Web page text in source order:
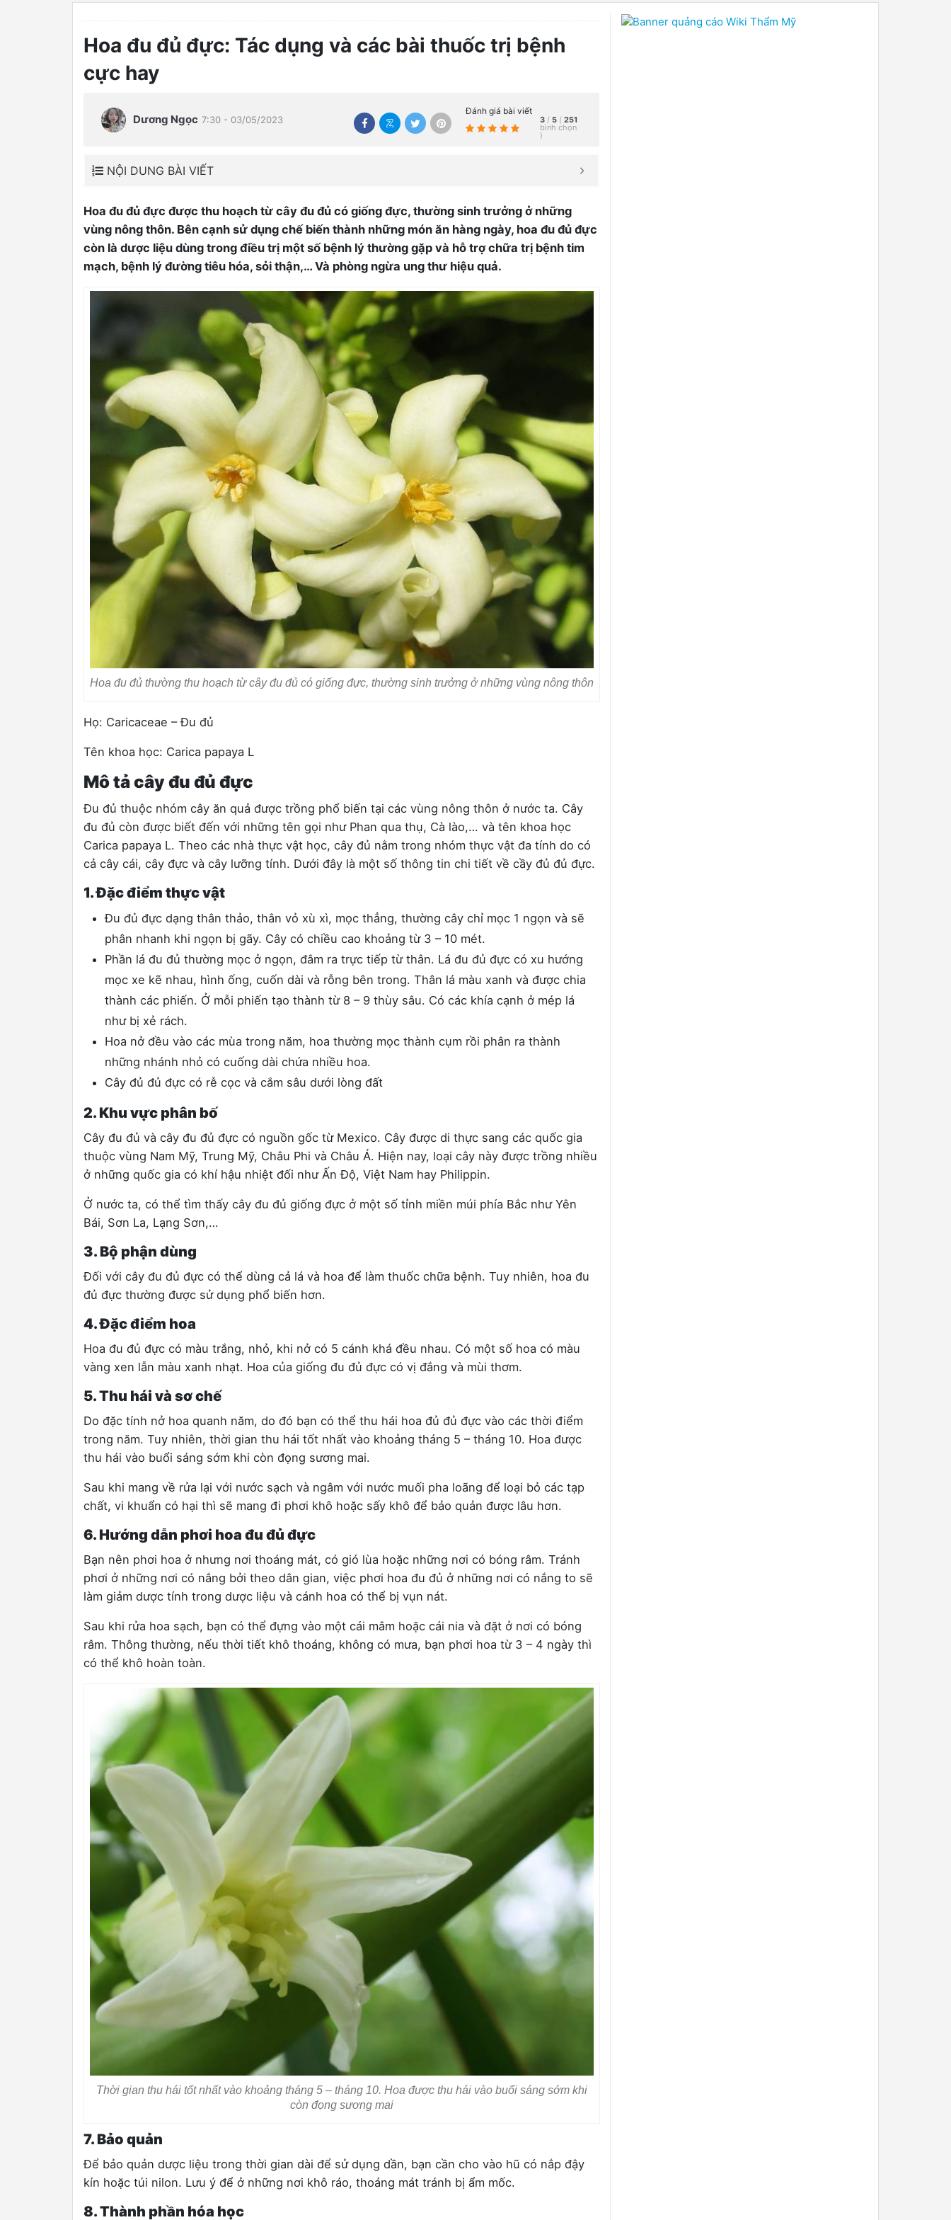
Hoa đu đủ đực: Tác dụng và các bài thuốc trị bệnh
cực hay
Dương Ngọc 7:30 - 03/05/2023
Đánh giá bài viết
3 / 5 ( 251
bình chọn
)
NỘI DUNG BÀI VIẾT
Hoa đu đủ đực được thu hoạch từ cây đu đủ có giống đực, thường sinh trưởng ở những
vùng nông thôn. Bên cạnh sử dụng chế biến thành những món ăn hàng ngày, hoa đu đủ đực
còn là dược liệu dùng trong điều trị một số bệnh lý thường gặp và hỗ trợ chữa trị bệnh tim
mạch, bệnh lý đường tiêu hóa, sỏi thận,… Và phòng ngừa ung thư hiệu quả.
Hoa đu đủ thường thu hoạch từ cây đu đủ có giống đực, thường sinh trưởng ở những vùng nông thôn
Họ: Caricaceae – Đu đủ
Tên khoa học: Carica papaya L
Mô tả cây đu đủ đực
Đu đủ thuộc nhóm cây ăn quả được trồng phổ biến tại các vùng nông thôn ở nước ta. Cây
đu đủ còn được biết đến với những tên gọi như Phan qua thụ, Cà lào,… và tên khoa học
Carica papaya L. Theo các nhà thực vật học, cây đủ nằm trong nhóm thực vật đa tính do có
cả cây cái, cây đực và cây lưỡng tính. Dưới đây là một số thông tin chi tiết về cầy đủ đủ đực.
1. Đặc điểm thực vật
Đu đủ đực dạng thân thảo, thân vỏ xù xì, mọc thẳng, thường cây chỉ mọc 1 ngọn và sẽ
phân nhanh khi ngọn bị gãy. Cây có chiều cao khoảng từ 3 – 10 mét.
Phần lá đu đủ thường mọc ở ngọn, đâm ra trực tiếp từ thân. Lá đu đủ đực có xu hướng
mọc xe kẽ nhau, hình ống, cuốn dài và rỗng bên trong. Thân lá màu xanh và được chia
thành các phiến. Ở mỗi phiến tạo thành từ 8 – 9 thùy sâu. Có các khía cạnh ở mép lá
như bị xẻ rách.
Hoa nở đều vào các mùa trong năm, hoa thường mọc thành cụm rồi phân ra thành
những nhánh nhỏ có cuống dài chứa nhiều hoa.
Cây đủ đủ đực có rễ cọc và cắm sâu dưới lòng đất
2. Khu vực phân bố
Cây đu đủ và cây đu đủ đực có nguồn gốc từ Mexico. Cây được di thực sang các quốc gia
thuộc vùng Nam Mỹ, Trung Mỹ, Châu Phi và Châu Á. Hiện nay, loại cây này được trồng nhiều
ở những quốc gia có khí hậu nhiệt đối như Ấn Độ, Việt Nam hay Philippin.
Ở nước ta, có thể tìm thấy cây đu đủ giống đực ở một số tỉnh miền múi phía Bắc như Yên
Bái, Sơn La, Lạng Sơn,…
3. Bộ phận dùng
Đối với cây đu đủ đực có thể dùng cả lá và hoa để làm thuốc chữa bệnh. Tuy nhiên, hoa đu
đủ đực thường được sử dụng phổ biến hơn.
4. Đặc điểm hoa
Hoa đu đủ đực có màu trắng, nhỏ, khi nở có 5 cánh khá đều nhau. Có một số hoa có màu
vàng xen lẫn màu xanh nhạt. Hoa của giống đu đủ đực có vị đắng và mùi thơm.
5. Thu hái và sơ chế
Do đặc tính nở hoa quanh năm, do đó bạn có thể thu hái hoa đủ đủ đực vào các thời điểm
trong năm. Tuy nhiên, thời gian thu hái tốt nhất vào khoảng tháng 5 – tháng 10. Hoa được
thu hái vào buổi sáng sớm khi còn đọng sương mai.
Sau khi mang về rửa lại với nước sạch và ngâm với nước muối pha loãng để loại bỏ các tạp
chất, vi khuẩn có hại thì sẽ mang đi phơi khô hoặc sấy khô để bảo quản được lâu hơn.
6. Hướng dẫn phơi hoa đu đủ đực
Bạn nên phơi hoa ở nhưng nơi thoáng mát, có gió lùa hoặc những nơi có bóng râm. Tránh
phơi ở những nơi có nắng bởi theo dân gian, việc phơi hoa đu đủ ở những nơi có nắng to sẽ
làm giảm dược tính trong dược liệu và cánh hoa có thể bị vụn nát.
Sau khi rửa hoa sạch, bạn có thể đựng vào một cái mâm hoặc cái nia và đặt ở nơi có bóng
râm. Thông thường, nếu thời tiết khô thoáng, không có mưa, bạn phơi hoa từ 3 – 4 ngày thì
có thể khô hoàn toàn.
Thời gian thu hái tốt nhất vào khoảng tháng 5 – tháng 10. Hoa được thu hái vào buổi sáng sớm khi
còn đọng sương mai
7. Bảo quản
Để bảo quản dược liệu trong thời gian dài để sử dụng dần, bạn cần cho vào hũ có nắp đậy
kín hoặc túi nilon. Lưu ý để ở những nơi khô ráo, thoáng mát tránh bị ẩm mốc.
8. Thành phần hóa học